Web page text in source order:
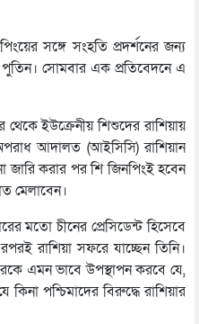
সঙ্গে সংহতি প্রদর্শনের জন্য
সোমবার এক প্রতিবেদনে এ
ইউক্রেনীয় শিশুদের রাশিয়ায়
আদালত (আইসিসি) রাশিয়ান
জারি করার পর শি জিনপিংই হবেন
মেলাবেন।
মতো চীনের প্রেসিডেন্ট হিসেবে
রাশিয়া সফরে যাচ্ছেন তিনি।
এমন ভাবে উপস্থাপন করবে যে,
পশ্চিমাদের বিরুদ্ধে রাশিয়ার